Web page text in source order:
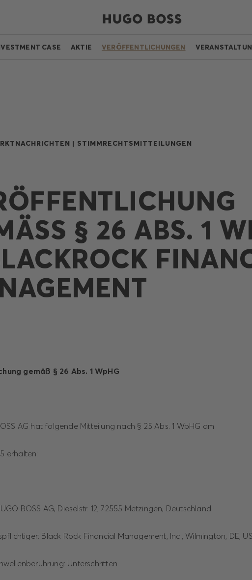
CASE AKTIE VERÖFFENTLICHUNGEN
| STIMMRECHTSMITTEILUNGEN
§ 26 ABS. 1
gemäß § 26 Abs. 1 WpHG
AG hat folgende Mitteilung nach § 25 Abs. 1 WpHG am
erhalten:
BOSS AG, Dieselstr. 12, 72555 Metzingen, Deutschland
Black Rock Financial Management, Inc., Wilmington, DE,
Unterschritten